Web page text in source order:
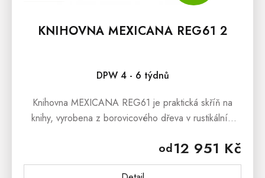
KNIHOVNA MEXICANA REG61 2
DPW 4 - 6 týdnů
od12 951 Kč
Knihovna MEXICANA REG61 je praktická skříň na
knihy, vyrobena z borovicového dřeva v rustikálním
nebo lakem,...